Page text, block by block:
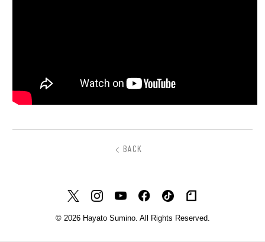
BACK
© 2026 Hayato Sumino. All Rights Reserved.